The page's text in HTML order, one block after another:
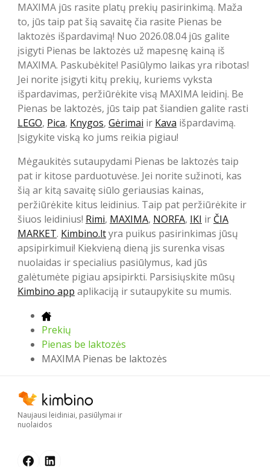
MAXIMA jūs rasite platų prekių pasirinkimą. Maža
to, jūs taip pat šią savaitę čia rasite Pienas be
laktozės išpardavimą! Nuo 2026.08.04 jūs galite
įsigyti Pienas be laktozės už mapesnę kainą iš
MAXIMA. Paskubėkite! Pasiūlymo laikas yra ribotas!
Jei norite įsigyti kitų prekių, kuriems vyksta
išpardavimas, peržiūrėkite visą MAXIMA leidinį. Be
Pienas be laktozės, jūs taip pat šiandien galite rasti
LEGO, Pica, Knygos, Gėrimai ir Kava išpardavimą.
Įsigykite viską ko jums reikia pigiau!
Mėgaukitės sutaupydami Pienas be laktozės taip
pat ir kitose parduotuvėse. Jei norite sužinoti, kas
šią ar kitą savaitę siūlo geriausias kainas,
peržiūrėkite kitus leidinius. Taip pat peržiūrėkite ir
šiuos leidinius! Rimi, MAXIMA, NORFA, IKI ir ČIA
MARKET. Kimbino.ltyra puikus pasirinkimas jūsų
apsipirkimui! Kiekvieną dieną jis surenka visas
nuolaidas ir specialius pasiūlymus, kad jūs
galėtumėte pigiau apsipirkti. Parsisiųskite mūsų
Kimbino app aplikaciją ir sutaupykite su mumis.
Prekių
Pienas be laktozės
MAXIMA Pienas be laktozės
Naujausi leidiniai, pasiūlymai ir
nuolaidos